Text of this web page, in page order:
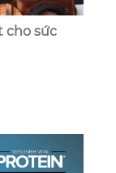
cho sức